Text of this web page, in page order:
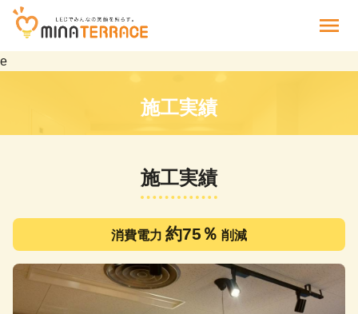
menu
e
施工実績
施工実績
消費電力 約75％ 削減